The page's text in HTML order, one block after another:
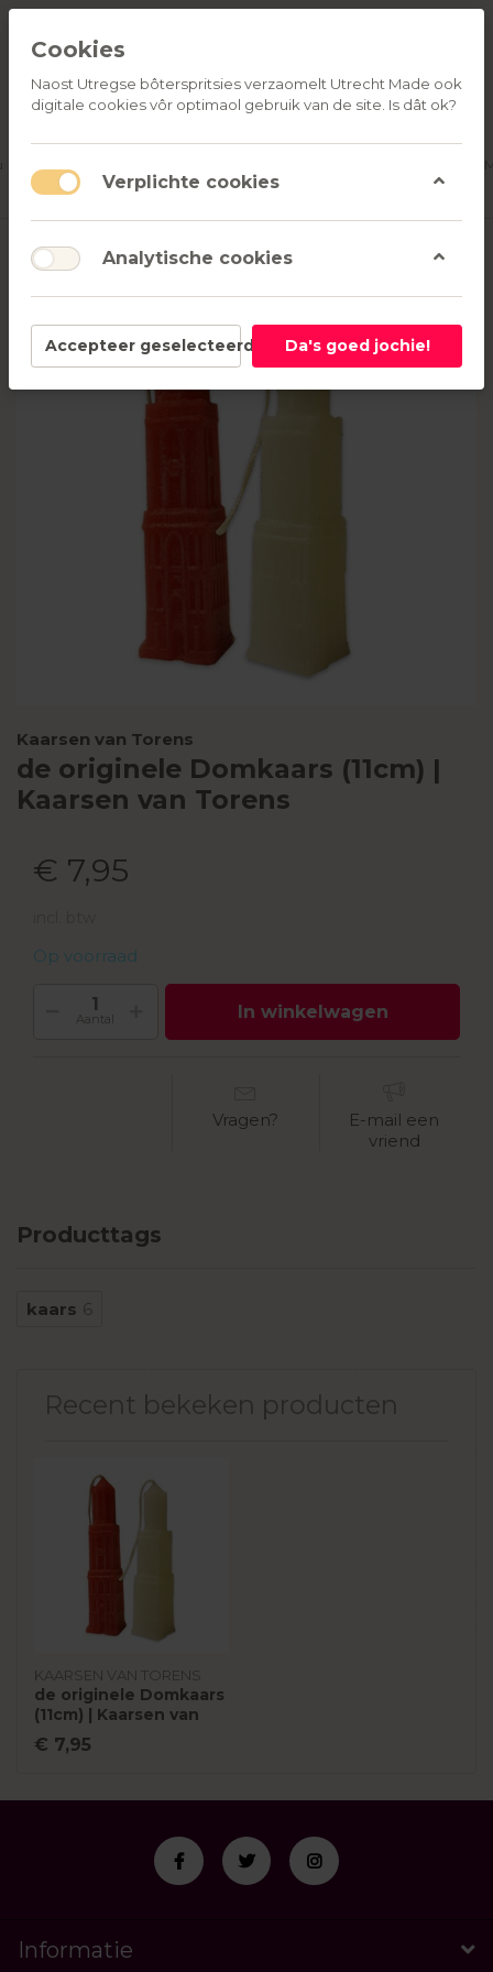
PRODUCTEN
RELATIEGESCHENKEN
ONS
Kaarsen van Torens
de originele Domkaars (11cm) |
Kaarsen van Torens
€ 7,95
Op voorraad
Aantal In winkelwagen
Vragen?
E-mail een
vriend
Producttags
kaars 6
Recent bekeken producten
KAARSEN VAN TORENS
de originele Domkaars
(11cm) | Kaarsen van
Torens
€ 7,95
Informatie
Cookies
Naost Utregse bôterspritsies verzaomelt Utrecht Made ook
digitale cookies vôr optimaol gebruik van de site. Is dât ok?
Verplichte cookies
Analytische cookies
Accepteer geselecteerd Da's goed jochie!